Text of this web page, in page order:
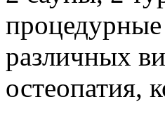
различных
остеопатия,